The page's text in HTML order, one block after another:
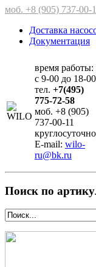
моб. +8 (905) 737-00-
Доставка
Документация
время работы:
с 9-00 до 18-00
тел. +7(495)
775-72-58
моб. +8 (905)
737-00-11
E-mail: wilo-
ru@bk.ru
Поиск по